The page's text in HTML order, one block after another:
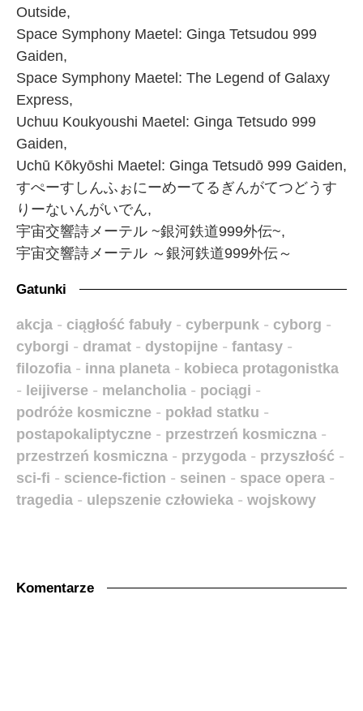
Outside,
Space Symphony Maetel: Ginga Tetsudou 999
Gaiden,
Space Symphony Maetel: The Legend of Galaxy
Express,
Uchuu Koukyoushi Maetel: Ginga Tetsudo 999
Gaiden,
Uchū Kōkyōshi Maetel: Ginga Tetsudō 999 Gaiden,
すぺーすしんふぉにーめーてるぎんがてつどうす
りーないんがいでん,
宇宙交響詩メーテル ~銀河鉄道999外伝~,
宇宙交響詩メーテル ～銀河鉄道999外伝～
Gatunki
akcja - ciągłość fabuły - cyberpunk - cyborg -
cyborgi - dramat - dystopijne - fantasy -
filozofia - inna planeta - kobieca protagonistka
- leijiverse - melancholia - pociągi -
podróże kosmiczne - pokład statku -
postapokaliptyczne - przestrzeń kosmiczna -
przestrzeń kosmiczna - przygoda - przyszłość -
sci-fi - science-fiction - seinen - space opera -
tragedia - ulepszenie człowieka - wojskowy
Komentarze